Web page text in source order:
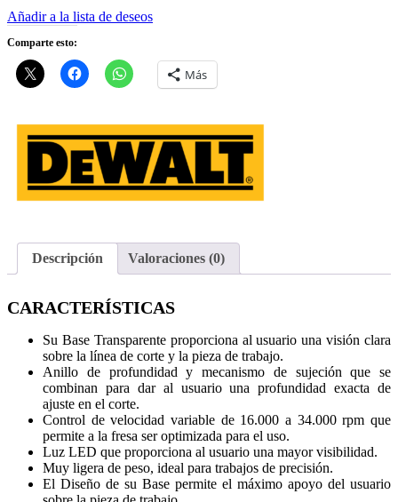
Añadir a la lista de deseos
Comparte esto:
Más
Descripción Valoraciones (0)
CARACTERÍSTICAS
Su Base Transparente proporciona al usuario una visión clara
sobre la línea de corte y la pieza de trabajo.
Anillo de profundidad y mecanismo de sujeción que se
combinan para dar al usuario una profundidad exacta de
ajuste en el corte.
Control de velocidad variable de 16.000 a 34.000 rpm que
permite a la fresa ser optimizada para el uso.
Luz LED que proporciona al usuario una mayor visibilidad.
Muy ligera de peso, ideal para trabajos de precisión.
El Diseño de su Base permite el máximo apoyo del usuario